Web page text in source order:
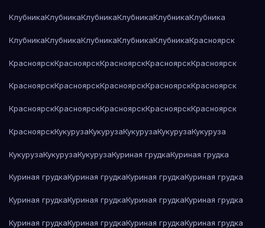
КлубникаКлубникаКлубникаКлубникаКлубникаКлубника
КлубникаКлубникаКлубникаКлубникаКлубникаКрасноярск
КрасноярскКрасноярскКрасноярскКрасноярскКрасноярск
КрасноярскКрасноярскКрасноярскКрасноярскКрасноярск
КрасноярскКрасноярскКрасноярскКрасноярскКрасноярск
КрасноярскКукурузаКукурузаКукурузаКукурузаКукуруза
КукурузаКукурузаКукурузаКуриная грудкаКуриная грудка
Куриная грудкаКуриная грудкаКуриная грудкаКуриная грудка
Куриная грудкаКуриная грудкаКуриная грудкаКуриная грудка
Куриная грудкаКуриная грудкаКуриная грудкаКуриная грудка